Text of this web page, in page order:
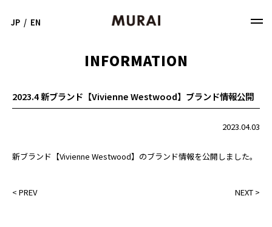
JP / EN
INFORMATION
2023.4 新ブランド【Vivienne Westwood】ブランド情報公開
2023.04.03
新ブランド【Vivienne Westwood】のブランド情報を公開しました。
< PREV NEXT >